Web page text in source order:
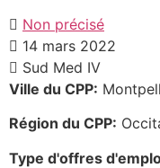
Non précisé
14 mars 2022
Sud Med IV
Ville du CPP:
Région du CPP:
Type d'offres